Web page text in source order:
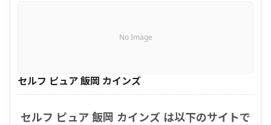
No Image
セルフ ピュア 飯岡 カインズ
セルフ ピュア 飯岡 カインズ は以下のサイトで